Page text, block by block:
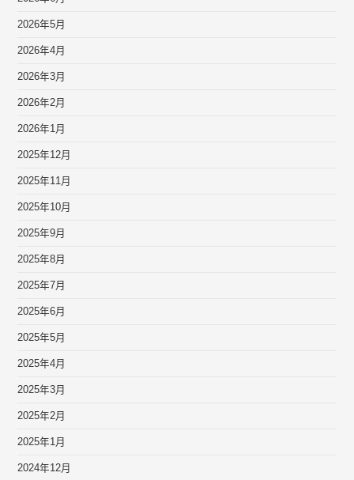
2026年5月
2026年4月
2026年3月
2026年2月
2026年1月
2025年12月
2025年11月
2025年10月
2025年9月
2025年8月
2025年7月
2025年6月
2025年5月
2025年4月
2025年3月
2025年2月
2025年1月
2024年12月